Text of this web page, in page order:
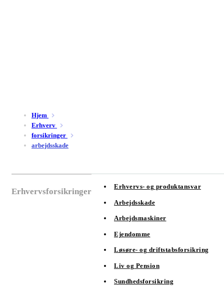
Hjem
Erhverv
forsikringer
arbejdsskade
Erhvervsforsikringer
Erhvervs- og produktansvar
Arbejdsskade
Arbejdsmaskiner
Ejendomme
Løsøre- og driftstabsforsikring
Liv og Pension
Sundhedsforsikring